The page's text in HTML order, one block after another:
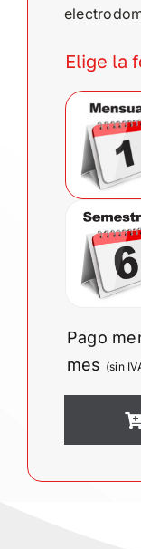
Elige la
Pago
mes (sin